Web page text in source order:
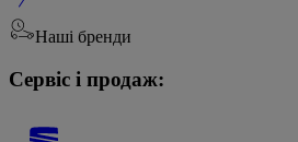
Наші бренди
Сервіс і продаж: